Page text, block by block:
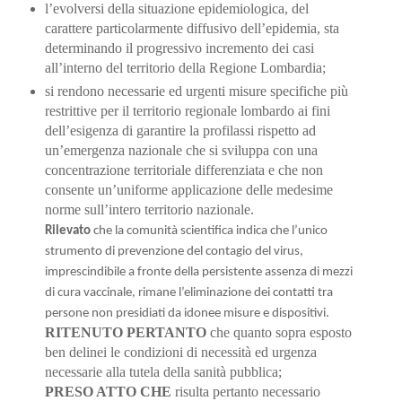
l’evolversi della situazione epidemiologica, del
carattere particolarmente diffusivo dell’epidemia, sta
determinando il progressivo incremento dei casi
all’interno del territorio della Regione Lombardia;
si rendono necessarie ed urgenti misure specifiche più
restrittive per il territorio regionale lombardo ai fini
dell’esigenza di garantire la profilassi rispetto ad
un’emergenza nazionale che si sviluppa con una
concentrazione territoriale differenziata e che non
consente un’uniforme applicazione delle medesime
norme sull’intero territorio nazionale.
Rilevato che la comunità scientifica indica che l’unico
strumento di prevenzione del contagio del virus,
imprescindibile a fronte della persistente assenza di mezzi
di cura vaccinale, rimane l’eliminazione dei contatti tra
persone non presidiati da idonee misure e dispositivi.
RITENUTO PERTANTO che quanto sopra esposto
ben delinei le condizioni di necessità ed urgenza
necessarie alla tutela della sanità pubblica;
PRESO ATTO CHE risulta pertanto necessario